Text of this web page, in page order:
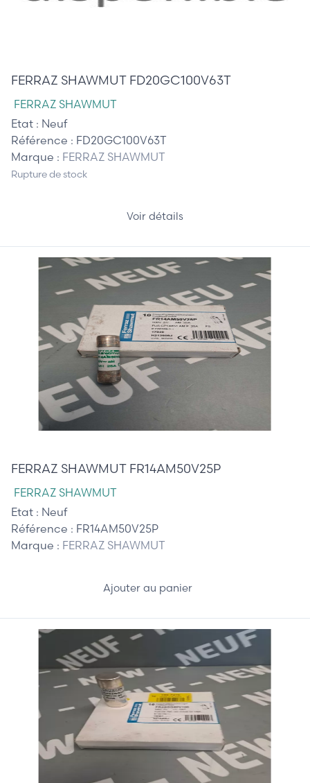
FERRAZ SHAWMUT FD20GC100V63T
FERRAZ SHAWMUT
Etat : Neuf
Référence : FD20GC100V63T
Marque : FERRAZ SHAWMUT
Rupture de stock
Voir détails
FERRAZ SHAWMUT FR14AM50V25P
FERRAZ SHAWMUT
Etat : Neuf
Référence : FR14AM50V25P
Marque : FERRAZ SHAWMUT
Ajouter au panier